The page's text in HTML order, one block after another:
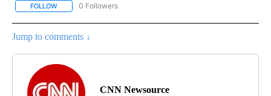
FOLLOW FOLLOW "CNN-SPANISH" TO RECEIVE NOTIFICATIONS ABOUT
0 Followers
Jump to comments ↓
CNN Newsource